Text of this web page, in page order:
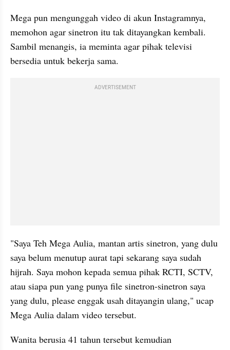
Mega pun mengunggah video di akun Instagramnya,
memohon agar sinetron itu tak ditayangkan kembali.
Sambil menangis, ia meminta agar pihak televisi
bersedia untuk bekerja sama.
ADVERTISEMENT
"Saya Teh Mega Aulia, mantan artis sinetron, yang dulu
saya belum menutup aurat tapi sekarang saya sudah
hijrah. Saya mohon kepada semua pihak RCTI, SCTV,
atau siapa pun yang punya file sinetron-sinetron saya
yang dulu, please enggak usah ditayangin ulang," ucap
Mega Aulia dalam video tersebut.
Wanita berusia 41 tahun tersebut kemudian